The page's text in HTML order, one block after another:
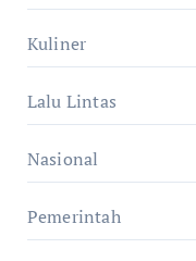
Kuliner
Lalu Lintas
Nasional
Pemerintah